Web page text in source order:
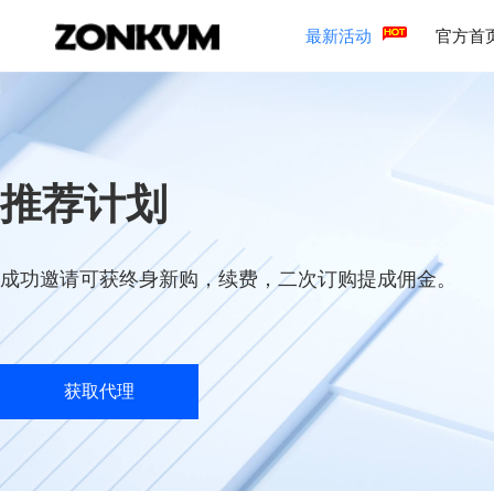
最新活动 官方首
推荐计划
成功邀请可获终身新购，续费，二次订购提成佣金。
获取代理